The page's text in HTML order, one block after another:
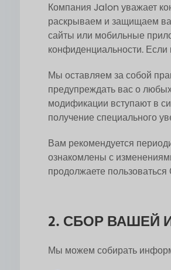
Компания Jalon уважает
раскрываем и защищаем
сайты или мобильные
конфиденциальности.
Мы оставляем за собой
предупреждать вас о
модификации вступают в
получение специального
Вам рекомендуется
ознакомлены с
продолжаете
2. СБОР ВАШЕЙ
Мы можем собирать